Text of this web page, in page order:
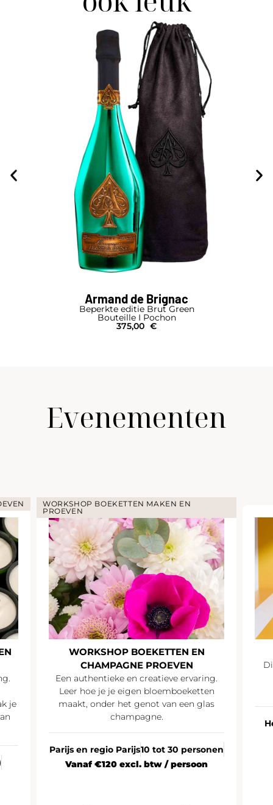
Armand de Brignac
Beperkte editie Brut Green
Bouteille I Pochon
375,00 €
Evenementen
je
WORKSHOP BOEKETTEN MAKEN EN
PROEVEN
WORKSHOP BOEKETTEN EN
CHAMPAGNE PROEVEN
Een authentieke en creatieve ervaring.
Leer hoe je je eigen bloemboeketten
maakt, onder het genot van een glas
champagne.
Parijs en regio Parijs10 tot 30 personen
Vanaf €120 excl. btw / persoon